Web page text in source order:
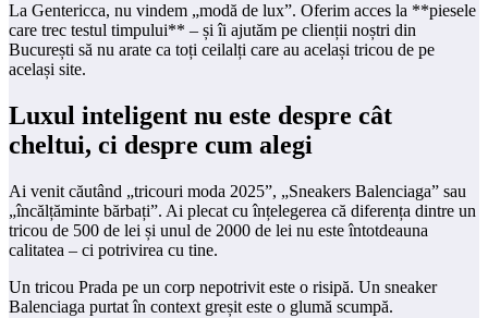
La Gentericca, nu vindem „modă de lux”. Oferim acces la **piesele
care trec testul timpului** – și îi ajutăm pe clienții noștri din
București să nu arate ca toți ceilalți care au același tricou de pe
același site.
Luxul inteligent nu este despre cât
cheltui, ci despre cum alegi
Ai venit căutând „tricouri moda 2025”, „Sneakers Balenciaga” sau
„încălțăminte bărbați”. Ai plecat cu înțelegerea că diferența dintre un
tricou de 500 de lei și unul de 2000 de lei nu este întotdeauna
calitatea – ci potrivirea cu tine.
Un tricou Prada pe un corp nepotrivit este o risipă. Un sneaker
Balenciaga purtat în context greșit este o glumă scumpă.